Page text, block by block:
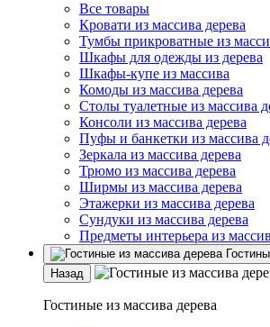
Все товары
Кровати из массива дерева
Тумбы прикроватные из
Шкафы для одежды из дерева
Шкафы-купе из массива
Комоды из массива дерева
Столы туалетные из массива
Консоли из массива дерева
Пуфы и банкетки из массива
Зеркала из массива дерева
Трюмо из массива дерева
Ширмы из массива дерева
Этажерки из массива дерева
Сундуки из массива дерева
Предметы интерьера из
Назад
Гостиные из массива дерева